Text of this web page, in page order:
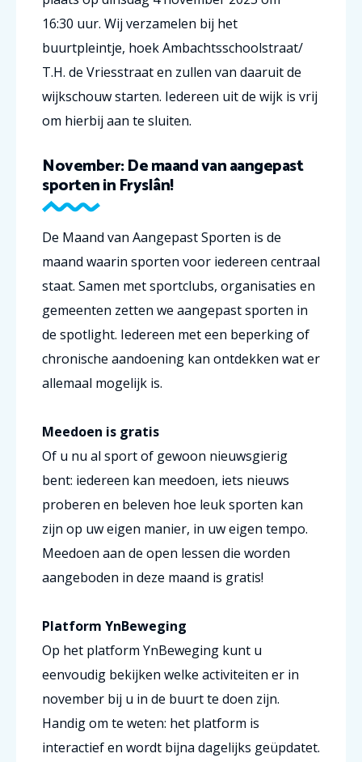
16:30 uur. Wij verzamelen bij het
buurtpleintje, hoek Ambachtsschoolstraat/
T.H. de Vriesstraat en zullen van daaruit de
wijkschouw starten. Iedereen uit de wijk is vrij
om hierbij aan te sluiten.
November: De maand van aangepast
sporten in Fryslân!
De Maand van Aangepast Sporten is de
maand waarin sporten voor iedereen centraal
staat. Samen met sportclubs, organisaties en
gemeenten zetten we aangepast sporten in
de spotlight. Iedereen met een beperking of
chronische aandoening kan ontdekken wat er
allemaal mogelijk is.
Meedoen is gratis
Of u nu al sport of gewoon nieuwsgierig
bent: iedereen kan meedoen, iets nieuws
proberen en beleven hoe leuk sporten kan
zijn op uw eigen manier, in uw eigen tempo.
Meedoen aan de open lessen die worden
aangeboden in deze maand is gratis!
Platform YnBeweging
Op het platform YnBeweging kunt u
eenvoudig bekijken welke activiteiten er in
november bij u in de buurt te doen zijn.
Handig om te weten: het platform is
interactief en wordt bijna dagelijks geüpdatet.